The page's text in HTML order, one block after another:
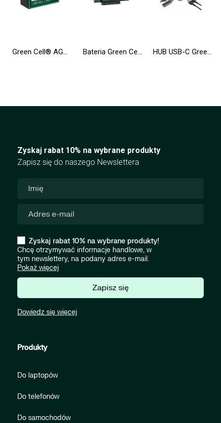
Green Cell® AGM VRLA 12V 9Ah bezobsługowy akumulator do zasilaczy awaryjnych Bateria Green Cell AS10D31 AS10D41 AS10D51 do Acer Aspire 5733 5741 5742 5742G 5750G E1-571 TravelMate 5740 5742 HUB USB-C Green Cell 6w1 (USB 3.0 HDMI Ethernet USB-C) Adapter do Apple MacBook, Dell XPS, Asus ZenBook i innych
Zyskaj rabat 10% na wybrane produkty
Zapisz się do naszego Newslettera
Zyskaj rabat 10% na wybrane produkty!
Chcę otrzymywać informacje handlowe, w
tym newslettery, na podany adres e-mail.
Pokaż więcej
Zapisz się
Dowiedz się więcej
Produkty
Do laptopów
Do telefonów
Do samochodów